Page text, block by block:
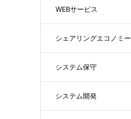
WEBサービス
シェアリングエコノミー
システム保守
システム開発